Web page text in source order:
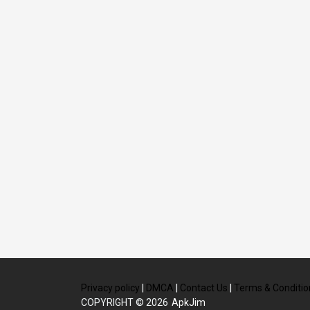
Privacy policy DMCA Contact Us Terms &
COPYRIGHT © 2026 ApkJim